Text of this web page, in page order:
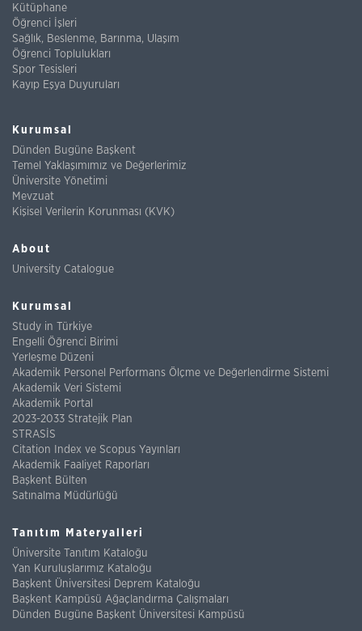
Kütüphane
Öğrenci İşleri
Sağlık, Beslenme, Barınma, Ulaşım
Öğrenci Toplulukları
Spor Tesisleri
Kayıp Eşya Duyuruları
Kurumsal
Dünden Bugüne Başkent
Temel Yaklaşımımız ve Değerlerimiz
Üniversite Yönetimi
Mevzuat
Kişisel Verilerin Korunması (KVK)
About
University Catalogue
Kurumsal
Study in Türkiye
Engelli Öğrenci Birimi
Yerleşme Düzeni
Akademik Personel Performans Ölçme ve Değerlendirme Sistemi
Akademik Veri Sistemi
Akademik Portal
2023-2033 Stratejik Plan
STRASİS
Citation Index ve Scopus Yayınları
Akademik Faaliyet Raporları
Başkent Bülten
Satınalma Müdürlüğü
Tanıtım Materyalleri
Üniversite Tanıtım Kataloğu
Yan Kuruluşlarımız Kataloğu
Başkent Üniversitesi Deprem Kataloğu
Başkent Kampüsü Ağaçlandırma Çalışmaları
Dünden Bugüne Başkent Üniversitesi Kampüsü